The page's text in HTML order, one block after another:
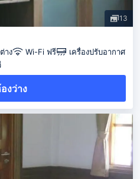
13
าง Wi-Fi ฟรี
เครื่องปรับอากาศ
งว่าง